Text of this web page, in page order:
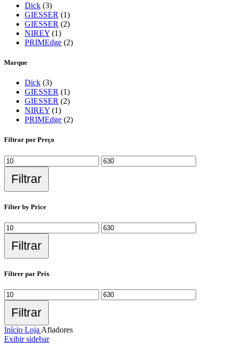
Dick (3)
GIESSER (1)
GIESSER (2)
NIREY (1)
PRIMEdge (2)
Marque
Dick (3)
GIESSER (1)
GIESSER (2)
NIREY (1)
PRIMEdge (2)
Filtrar por Preço
Filtrar
Filter by Price
Filtrar
Filtrer par Prix
Filtrar
Início Loja Afiadores
Exibir sidebar